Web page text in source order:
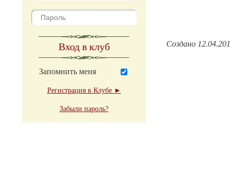
Вход в клуб
Запомнить меня
Регистрация в Клубе ►
Забыли пароль?
Создано